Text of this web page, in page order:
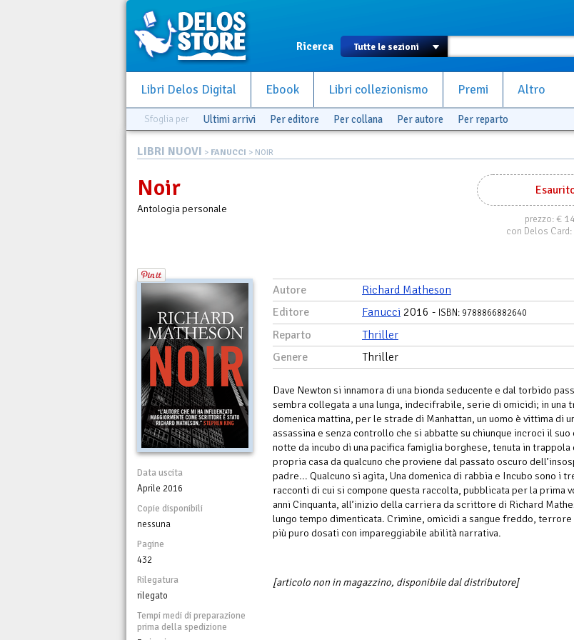
Ricerca
Libri Delos Digital Ebook Libri collezionismo Premi Altro
Sfoglia per Ultimi arrivi Per editore Per collana Per autore Per reparto
LIBRI NUOVI > FANUCCI > NOIR
prezzo:€
con Delos Card:
Noir
Antologia personale
Data uscita
Aprile 2016
Copie disponibili
nessuna
Pagine
432
Rilegatura
rilegato
Tempi medi di preparazione
prima della spedizione
Autore
Richard Matheson
Editore
Fanucci 2016 - ISBN: 9788866882640
Reparto
Thriller
Genere
Thriller
Dave Newton si innamora di una bionda seducente e dal torbido
sembra collegata a una lunga, indecifrabile, serie di omicidi; in una
domenica mattina, per le strade di Manhattan, un uomo è vittima di
assassina e senza controllo che si abbatte su chiunque incroci il suo
notte da incubo di una pacifica famiglia borghese, tenuta in trappola
propria casa da qualcuno che proviene dal passato oscuro
padre... Qualcuno si agita, Una domenica di rabbia e Incubo sono i
racconti di cui si compone questa raccolta, pubblicata per la prima
anni Cinquanta, all’inizio della carriera da scrittore di Richard
lungo tempo dimenticata. Crimine, omicidi a sangue freddo, terrore
più puro dosati con impareggiabile abilità narrativa.
[articolo non in magazzino, disponibile dal distributore]